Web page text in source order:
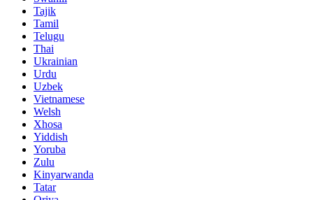
Tajik
Tamil
Telugu
Thai
Ukrainian
Urdu
Uzbek
Vietnamese
Welsh
Xhosa
Yiddish
Yoruba
Zulu
Kinyarwanda
Tatar